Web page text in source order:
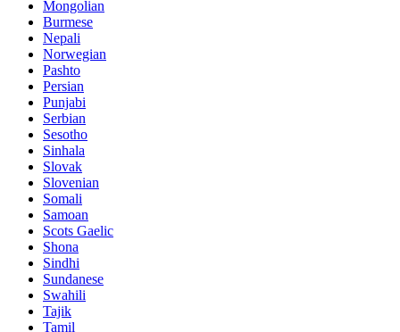
Mongolian
Burmese
Nepali
Norwegian
Pashto
Persian
Punjabi
Serbian
Sesotho
Sinhala
Slovak
Slovenian
Somali
Samoan
Scots Gaelic
Shona
Sindhi
Sundanese
Swahili
Tajik
Tamil